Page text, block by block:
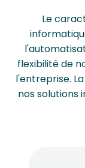
Le
flexibilité de
l'entreprise.
nos solutions